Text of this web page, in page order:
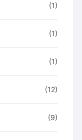
(1)
(1)
(1)
(12)
(9)